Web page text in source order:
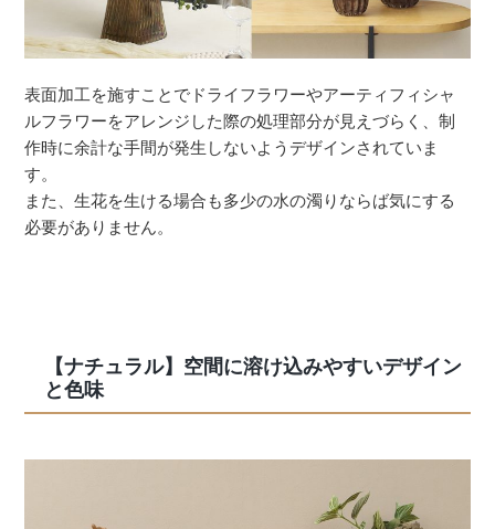
表面加工を施すことでドライフラワーやアーティフィシャ
ルフラワーをアレンジした際の処理部分が見えづらく、制
作時に余計な手間が発生しないようデザインされていま
す。
また、生花を生ける場合も多少の水の濁りならば気にする
必要がありません。
【ナチュラル】空間に溶け込みやすいデザイン
と色味